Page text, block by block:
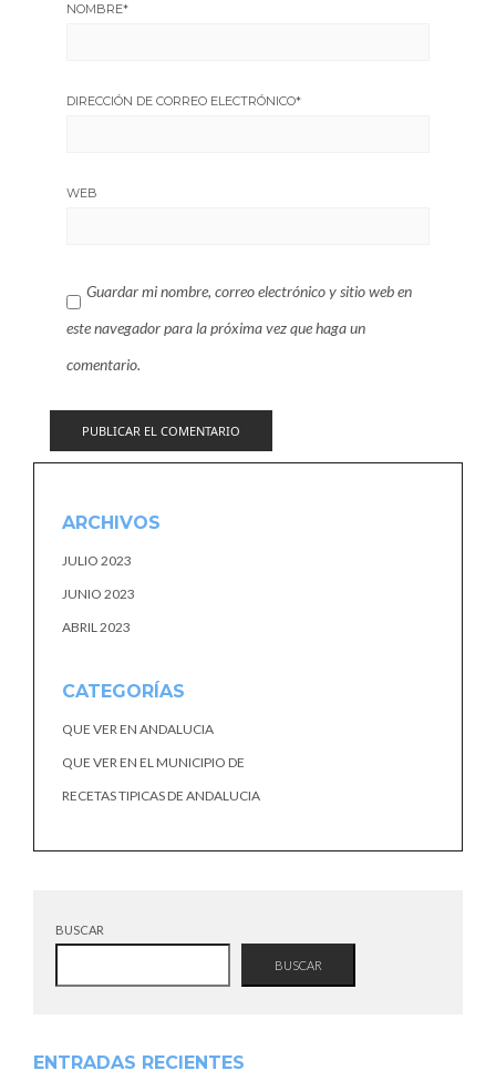
NOMBRE*
DIRECCIÓN DE CORREO ELECTRÓNICO*
WEB
Guardar mi nombre, correo electrónico y sitio web en
este navegador para la próxima vez que haga un
comentario.
ARCHIVOS
JULIO 2023
JUNIO 2023
ABRIL 2023
CATEGORÍAS
QUE VER EN ANDALUCIA
QUE VER EN EL MUNICIPIO DE
RECETAS TIPICAS DE ANDALUCIA
BUSCAR
BUSCAR
ENTRADAS RECIENTES